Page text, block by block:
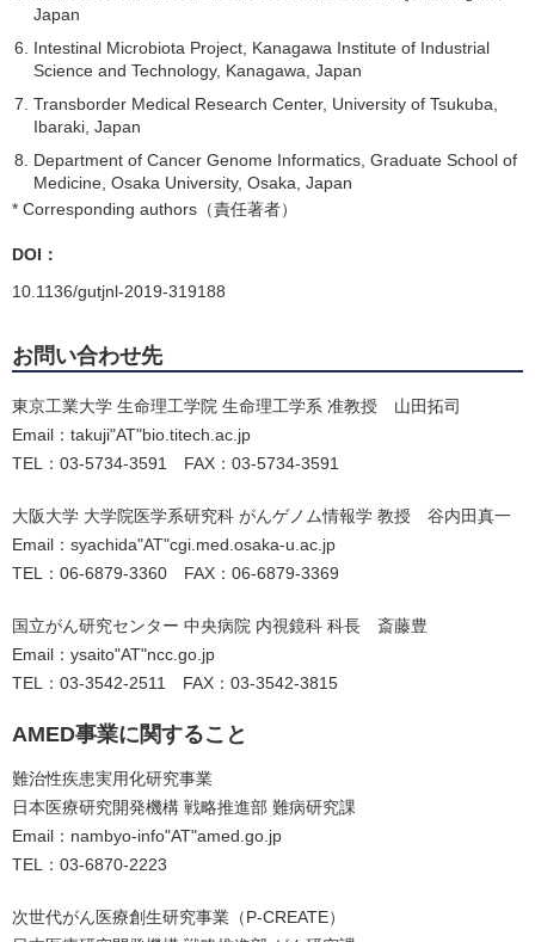
Japan
Intestinal Microbiota Project, Kanagawa Institute of Industrial
Science and Technology, Kanagawa, Japan
Transborder Medical Research Center, University of Tsukuba,
Ibaraki, Japan
Department of Cancer Genome Informatics, Graduate School of
Medicine, Osaka University, Osaka, Japan
* Corresponding authors（責任著者）
DOI：
10.1136/gutjnl-2019-319188
お問い合わせ先
東京工業大学 生命理工学院 生命理工学系 准教授 山田拓司
Email：takuji"AT"bio.titech.ac.jp
TEL：03-5734-3591 FAX：03-5734-3591
大阪大学 大学院医学系研究科 がんゲノム情報学 教授 谷内田真一
Email：syachida"AT"cgi.med.osaka-u.ac.jp
TEL：06-6879-3360 FAX：06-6879-3369
国立がん研究センター 中央病院 内視鏡科 科長 斎藤豊
Email：ysaito"AT"ncc.go.jp
TEL：03-3542-2511 FAX：03-3542-3815
AMED事業に関すること
難治性疾患実用化研究事業
日本医療研究開発機構 戦略推進部 難病研究課
Email：nambyo-info"AT"amed.go.jp
TEL：03-6870-2223
次世代がん医療創生研究事業（P-CREATE）